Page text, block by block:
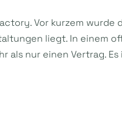
Vor kurzem
liegt. In einem
als nur einen Vertrag.